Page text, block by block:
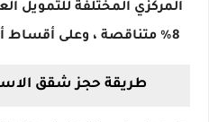
8٪ متناقصة ، وعلى أقساط أقساط بحد أقصى 30 عامًا.
طريقة حجز شقق الاسكان